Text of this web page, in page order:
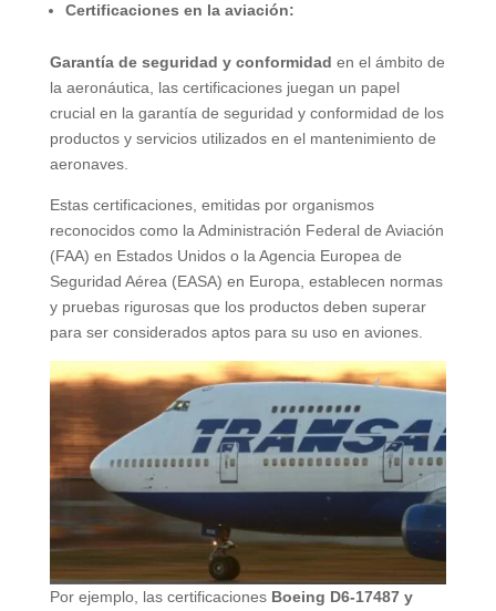
Certificaciones en la aviación:
Garantía de seguridad y conformidad en el ámbito de
la aeronáutica, las certificaciones juegan un papel
crucial en la garantía de seguridad y conformidad de los
productos y servicios utilizados en el mantenimiento de
aeronaves.
Estas certificaciones, emitidas por organismos
reconocidos como la Administración Federal de Aviación
(FAA) en Estados Unidos o la Agencia Europea de
Seguridad Aérea (EASA) en Europa, establecen normas
y pruebas rigurosas que los productos deben superar
para ser considerados aptos para su uso en aviones.
Por ejemplo, las certificaciones Boeing D6-17487 y